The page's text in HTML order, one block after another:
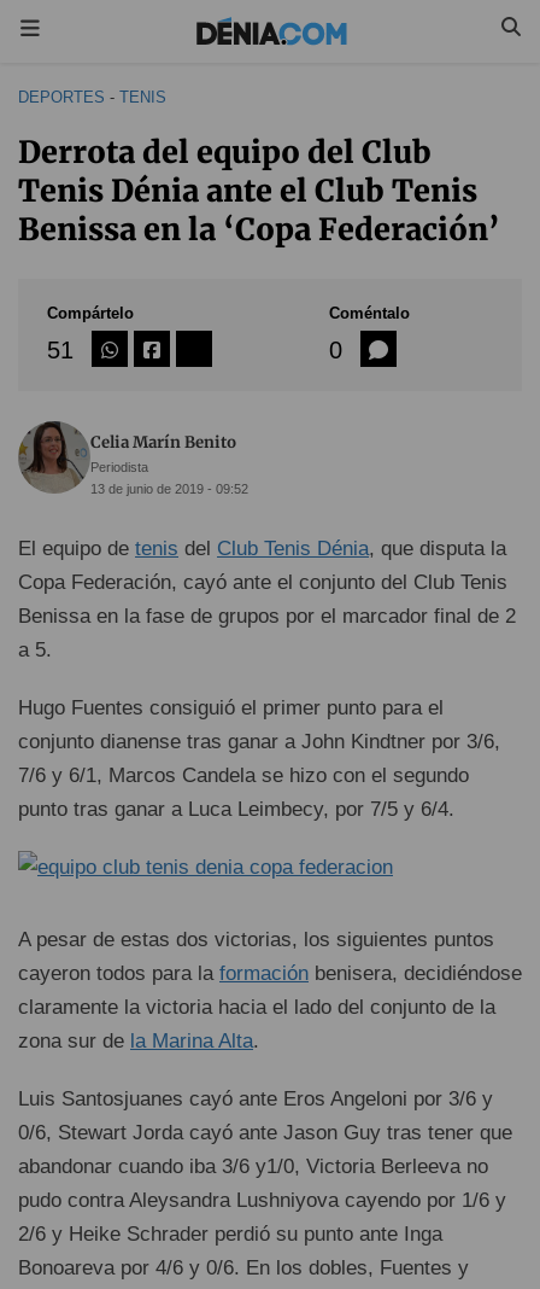
DEPORTES - TENIS
Derrota del equipo del Club
Tenis Dénia ante el Club Tenis
Benissa en la ‘Copa Federación’
Compártelo
51
Coméntalo
0
Celia Marín Benito
Periodista
13 de junio de 2019 - 09:52
El equipo de tenis del Club Tenis Dénia, que disputa la
Copa Federación, cayó ante el conjunto del Club Tenis
Benissa en la fase de grupos por el marcador final de 2
a 5.
Hugo Fuentes consiguió el primer punto para el
conjunto dianense tras ganar a John Kindtner por 3/6,
7/6 y 6/1, Marcos Candela se hizo con el segundo
punto tras ganar a Luca Leimbecy, por 7/5 y 6/4.
A pesar de estas dos victorias, los siguientes puntos
cayeron todos para la formación benisera, decidiéndose
claramente la victoria hacia el lado del conjunto de la
zona sur de la Marina Alta.
Luis Santosjuanes cayó ante Eros Angeloni por 3/6 y
0/6, Stewart Jorda cayó ante Jason Guy tras tener que
abandonar cuando iba 3/6 y1/0, Victoria Berleeva no
pudo contra Aleysandra Lushniyova cayendo por 1/6 y
2/6 y Heike Schrader perdió su punto ante Inga
Bonoareva por 4/6 y 0/6. En los dobles, Fuentes y